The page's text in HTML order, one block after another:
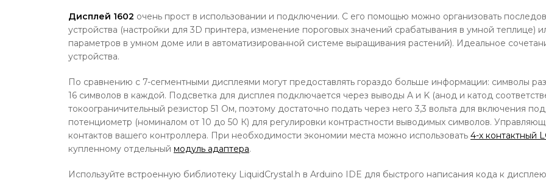
Дисплей 1602 очень прост в использовании и подключении. С его помощью можно организовать
устройства (настройки для 3D принтера, изменение пороговых значений срабатывания в умной теплице)
параметров в умном доме или в автоматизированной системе выращивания растений). Идеальное
устройства.
По сравнению с 7-сегментными дисплеями могут предоставлять гораздо больше информации: символы
16 символов в каждой. Подсветка для дисплея подключается через выводы A и K (анод и катод
токоограничительный резистор 51 Ом, поэтому достаточно подать через него 3,3 вольта для включения
потенциометр (номиналом от 10 до 50 К) для регулировки контрастности выводимых символов.
контактов вашего контроллера. При необходимости экономии места можно использовать 4-х контактный
купленному отдельный модуль адаптера.
Используйте встроенную библиотеку LiquidCrystal.h в Arduino IDE для быстрого написания кода к